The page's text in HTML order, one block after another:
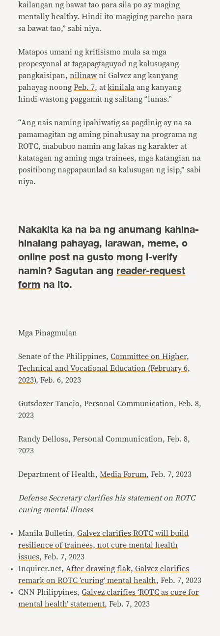
kailangan ng bawat tao para sila po ay maging
mentally healthy. Hindi ito magiging pareho para
sa bawat tao,” sabi niya.
Matapos umani ng kritisismo mula sa mga
propesyonal at tagapagtaguyod ng kalusugang
pangkaisipan,nilinaw ni Galvez ang kanyang
pahayag noongPeb. 7, at kinilala ang kanyang
hindi wastong paggamit ng salitang “lunas.”
“Ang nais naming ipahiwatig sa pagdinig ay na sa
pamamagitan ng aming pinahusay na programa ng
ROTC, mabubuo namin ang lakas ng karakter at
katatagan ng aming mga trainees, mga katangian na
positibong nagpapaunlad sa kalusugan ng isip,” sabi
niya.
Nakakita ka na ba ng anumang kahina-
hinalang pahayag, larawan, meme, o
online post na gusto mong i-verify
namin? Sagutan angreader-request
formna ito.
Mga Pinagmulan
Senate of the Philippines,Committee on Higher,
Technical and Vocational Education (February 6,
2023), Feb. 6, 2023
Gutsdozer Tancio, Personal Communication, Feb. 8,
2023
Randy Dellosa, Personal Communication, Feb. 8,
2023
Department of Health, Media Forum, Feb. 7, 2023
Defense Secretary clarifies his statement on ROTC
curing mental illness
Manila Bulletin,Galvez clarifies ROTC will build
resilience of trainees, not cure mental health
issues, Feb. 7, 2023
Inquirer.net, After drawing flak, Galvez clarifies
remark on ROTC ‘curing’ mental health, Feb. 7, 2023
CNN Philippines,Galvez clarifies ‘ROTC as cure for
mental health’ statement, Feb. 7, 2023